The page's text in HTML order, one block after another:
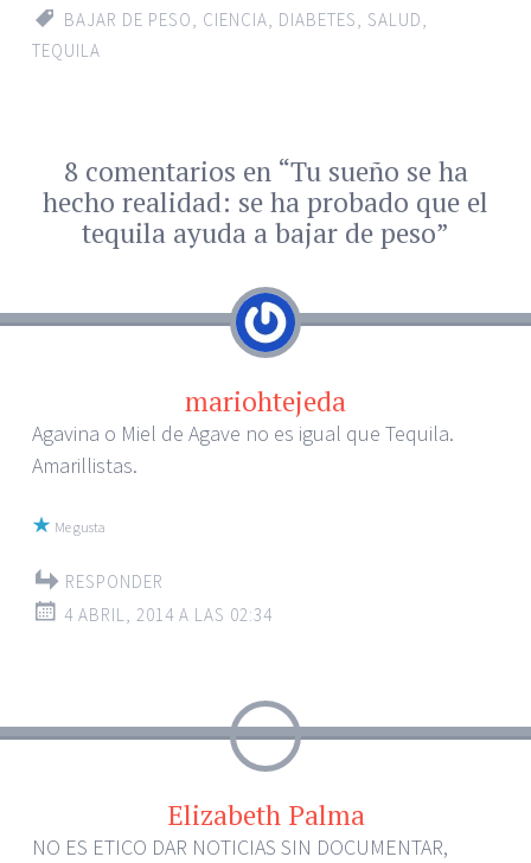
BAJAR DE PESO, CIENCIA, DIABETES, SALUD,
TEQUILA
Navegador de
artículos
8 comentarios en “Tu sueño se ha
hecho realidad: se ha probado que el
tequila ayuda a bajar de peso”
mariohtejeda
Agavina o Miel de Agave no es igual que Tequila.
Amarillistas.
Me gusta
RESPONDER
4 ABRIL, 2014 A LAS 02:34
Elizabeth Palma
NO ES ETICO DAR NOTICIAS SIN DOCUMENTAR,